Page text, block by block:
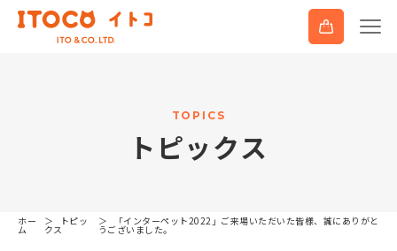
T O P I C S
ト ピックス
ホー
ム
トピッ
クス
「インターペット2022」ご来場いただいた皆様、誠にありがと
うございました。